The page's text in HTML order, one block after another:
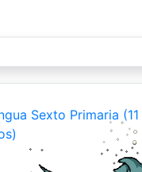
Sexto Primaria (11